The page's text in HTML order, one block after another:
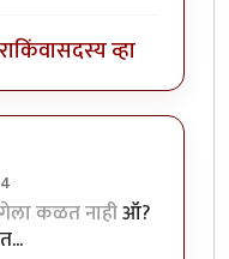
किंवासदस्य व्हा
byअविनाशकुलकर्णी
कळत नाहीऑ?